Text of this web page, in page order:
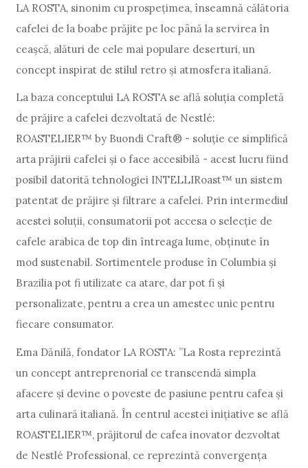
LA ROSTA, sinonim cu prospețimea, înseamnă călătoria
cafelei de la boabe prăjite pe loc până la servirea în
ceașcă, alături de cele mai populare deserturi, un
concept inspirat de stilul retro și atmosfera italiană.
La baza conceptului LA ROSTA se află soluția completă
de prăjire a cafelei dezvoltată de Nestlé:
ROASTELIER™ by Buondi Craft® - soluție ce simplifică
arta prăjirii cafelei și o face accesibilă - acest lucru fiind
posibil datorită tehnologiei INTELLIRoast™ un sistem
patentat de prăjire și filtrare a cafelei. Prin intermediul
acestei soluții, consumatorii pot accesa o selecție de
cafele arabica de top din întreaga lume, obținute în
mod sustenabil. Sortimentele produse în Columbia și
Brazilia pot fi utilizate ca atare, dar pot fi și
personalizate, pentru a crea un amestec unic pentru
fiecare consumator.
Ema Dănilă, fondator LA ROSTA: ”La Rosta reprezintă
un concept antreprenorial ce transcendă simpla
afacere și devine o poveste de pasiune pentru cafea și
arta culinară italiană. În centrul acestei inițiative se află
ROASTELIER™, prăjitorul de cafea inovator dezvoltat
de Nestlé Professional, ce reprezintă convergența